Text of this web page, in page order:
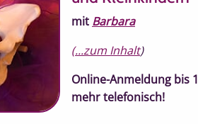
mit Barbara
(...zum Inhalt)
Online-Anmeldung bis
mehr telefonisch!